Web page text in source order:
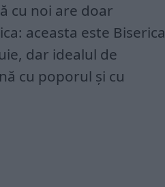
cu noi are doar
aceasta este Biserica
dar idealul de
cu poporul şi cu